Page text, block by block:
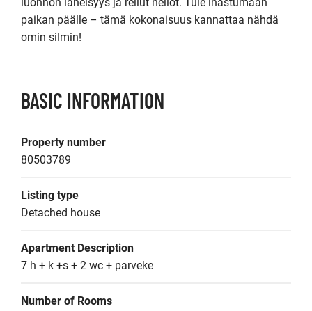
paikan päälle – tämä kokonaisuus kannattaa nähdä
omin silmin!
BASIC INFORMATION
Property number
80503789
Listing type
Detached house
Apartment Description
7 h + k +s + 2 wc + parveke
Number of Rooms